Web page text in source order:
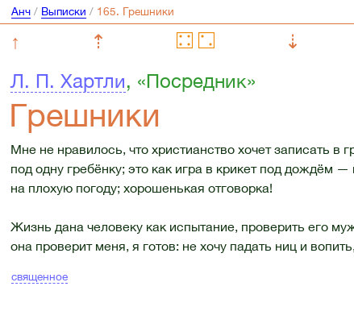
Анч/ Выписки /
↑ ⇡ ⇣
Л. П. Хартли, «Посредник»
Грешники
Мне не нравилось, что христианство хочет записать в
под одну гребёнку; это как игра в крикет под дождём
на плохую погоду; хорошенькая отговорка!
Жизнь дана человеку как испытание, проверить его
она проверит меня, я готов: не хочу падать ниц и
священное